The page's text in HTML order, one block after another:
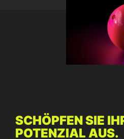
SCHÖPFEN SIE
POTENZIAL AUS.